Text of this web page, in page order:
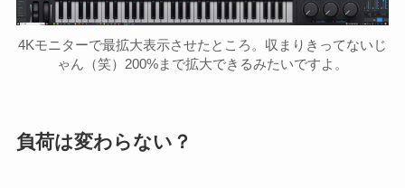
4Kモニターで最拡大表示させたところ。収まりきってないじ
ゃん（笑）200%まで拡大できるみたいですよ。
負荷は変わらない？